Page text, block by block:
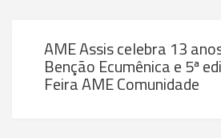
AME Assis celebra 13
Benção Ecumênica e 5ª
Feira AME Comunidade